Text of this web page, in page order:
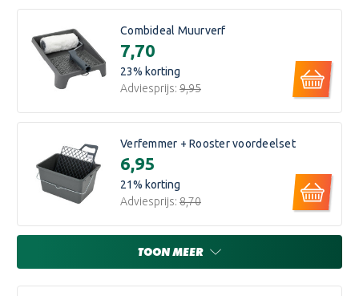
Combideal Muurverf
€7,70
23% korting
Adviesprijs: €9,95
Verfemmer + Rooster voordeelset
€6,95
21% korting
Adviesprijs: €8,70
TOON MEER